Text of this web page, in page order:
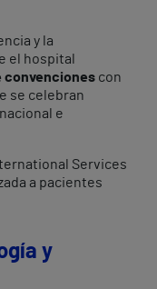
y la
el hospital
convenciones con
se celebran
e
Services
a pacientes
y